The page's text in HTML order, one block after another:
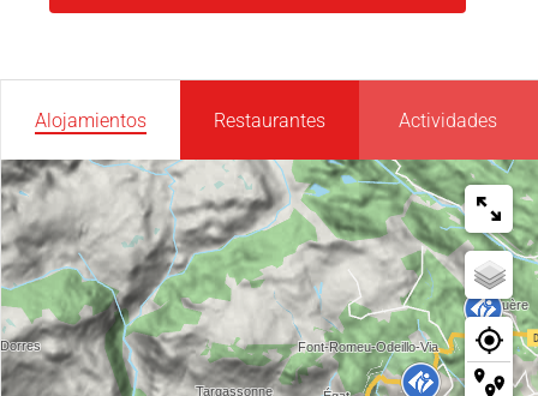
Alojamientos Restaurantes Actividades